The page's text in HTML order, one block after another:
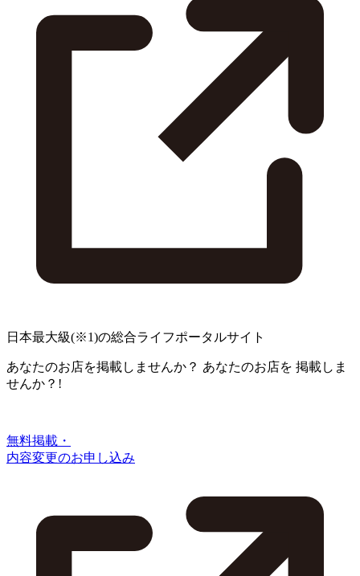
日本最大級(※1)の総合ライフポータルサイト
あなたのお店を掲載しませんか？ あなたのお店を 掲載しま
せんか？!
無料掲載・
内容変更のお申し込み